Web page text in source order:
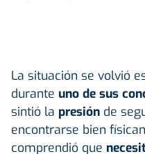
La situación se volvió
durante uno de sus
sintió la presión de
encontrarse bien
comprendió que